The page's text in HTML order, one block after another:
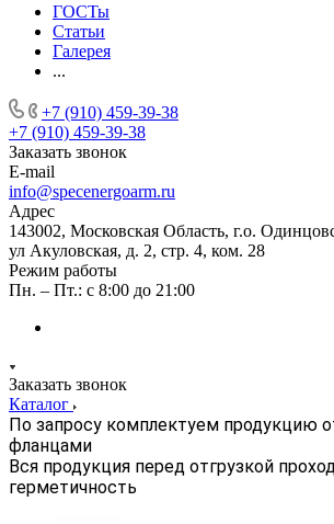
ГОСТы
Статьи
Галерея
...
+7 (910) 459-39-38
+7 (910) 459-39-38
Заказать звонок
E-mail
info@specenergoarm.ru
Адрес
143002, Московская Область, г.о.
ул Акуловская, д. 2, стр. 4, ком. 28
Режим работы
Пн. – Пт.: с 8:00 до 21:00
Заказать звонок
Каталог
По запросу комплектуем продукцию
фланцами
Вся продукция перед отгрузкой
герметичность